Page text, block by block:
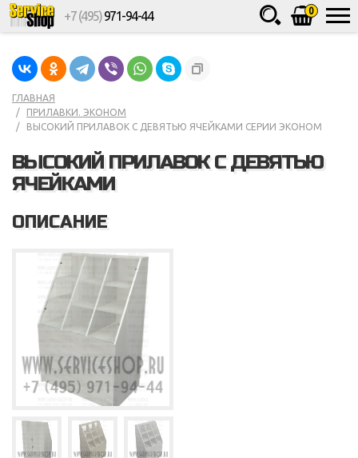
0
+7 (495)971-94-44
ГЛАВНАЯ
ПРИЛАВКИ. ЭКОНОМ
ВЫСОКИЙ ПРИЛАВОК С ДЕВЯТЬЮ ЯЧЕЙКАМИ СЕРИИ ЭКОНОМ
ВЫСОКИЙ ПРИЛАВОК С ДЕВЯТЬЮ
ЯЧЕЙКАМИ
ОПИСАНИЕ